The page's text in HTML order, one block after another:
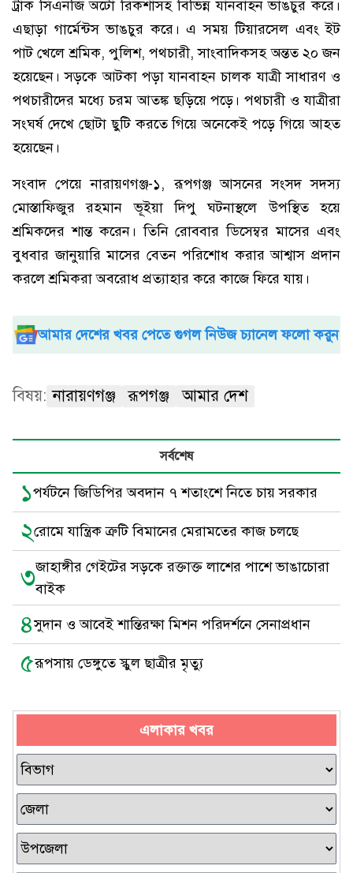
ট্রাক সিএনজি অটো রিকশাসহ বিভিন্ন যানবাহন ভাঙচুর করে।
এছাড়া গার্মেন্টস ভাঙচুর করে। এ সময় টিয়ারসেল এবং ইট
পাট খেলে শ্রমিক, পুলিশ, পথচারী, সাংবাদিকসহ অন্তত ২০ জন
হয়েছেন। সড়কে আটকা পড়া যানবাহন চালক যাত্রী সাধারণ ও
পথচারীদের মধ্যে চরম আতঙ্ক ছড়িয়ে পড়ে। পথচারী ও যাত্রীরা
সংঘর্ষ দেখে ছোটা ছুটি করতে গিয়ে অনেকেই পড়ে গিয়ে আহত
হয়েছেন।
সংবাদ পেয়ে নারায়ণগঞ্জ-১, রূপগঞ্জ আসনের সংসদ সদস্য
মোস্তাফিজুর রহমান ভূইয়া দিপু ঘটনাস্থলে উপস্থিত হয়ে
শ্রমিকদের শান্ত করেন। তিনি রোববার ডিসেম্বর মাসের এবং
বুধবার জানুয়ারি মাসের বেতন পরিশোধ করার আশ্বাস প্রদান
করলে শ্রমিকরা অবরোধ প্রত্যাহার করে কাজে ফিরে যায়।
আমার দেশের খবর পেতে গুগল নিউজ চ্যানেল ফলো করুন
বিষয়: নারায়ণগঞ্জ রূপগঞ্জ আমার দেশ
সর্বশেষ
১পর্যটনে জিডিপির অবদান ৭ শতাংশে নিতে চায় সরকার
২রোমে যান্ত্রিক ত্রুটি বিমানের মেরামতের কাজ চলছে
৩জাহাঙ্গীর গেইটের সড়কে রক্তাক্ত লাশের পাশে ভাঙাচোরা
বাইক
৪সুদান ও আবেই শান্তিরক্ষা মিশন পরিদর্শনে সেনাপ্রধান
৫রূপসায় ডেঙ্গুতে স্কুল ছাত্রীর মৃত্যু
এলাকার খবর